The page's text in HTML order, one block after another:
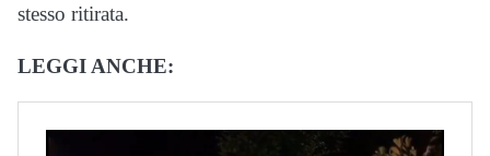
stesso ritirata.
LEGGI ANCHE: